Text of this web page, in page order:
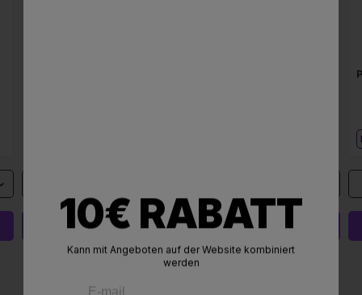
HINZUFÜGEN34,90 €13,96 € HINZUFÜGEN39,90 €29,93 €
10€ RABATT
Kann mit Angeboten auf der Website kombiniert
werden